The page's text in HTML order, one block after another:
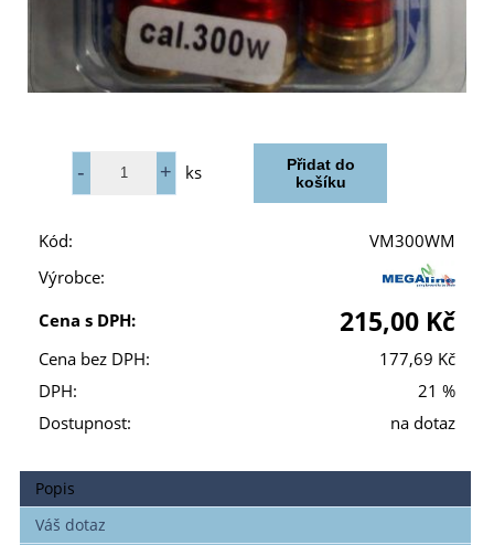
ks
Kód:
VM300WM
Výrobce:
Cena s DPH:
215,00 Kč
Cena bez DPH:
177,69 Kč
DPH:
21 %
Dostupnost:
na dotaz
Popis
Váš dotaz